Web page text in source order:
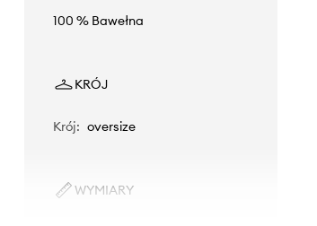
100 % Bawełna
KRÓJ
Krój: oversize
WYMIARY